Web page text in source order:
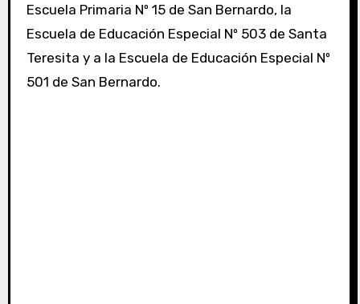
Escuela Primaria Nº 15 de San Bernardo, la
Escuela de Educación Especial Nº 503 de Santa
Teresita y a la Escuela de Educación Especial Nº
501 de San Bernardo.